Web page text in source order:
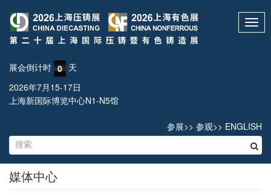
展会倒计时 0 天
2026年7月15-17日
上海新国际博览中心N1-N5馆
参展>> 参观>> ENGLISH
媒体中心